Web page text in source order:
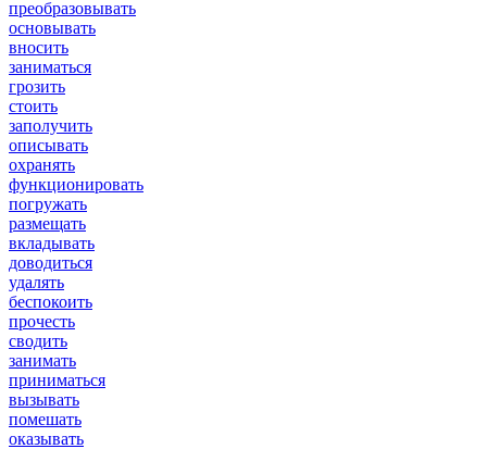
преобразовывать
основывать
вносить
заниматься
грозить
стоить
заполучить
описывать
охранять
функционировать
погружать
размещать
вкладывать
доводиться
удалять
беспокоить
прочесть
сводить
занимать
приниматься
вызывать
помешать
оказывать